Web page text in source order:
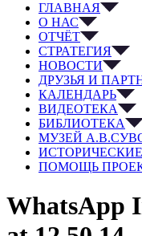
ГЛАВНАЯ
О НАС
ОТЧЁТ
СТРАТЕГИЯ
НОВОСТИ
ДРУЗЬЯ И
КАЛЕНДАРЬ
ВИДЕОТЕКА
БИБЛИОТЕКА
МУЗЕЙ
ПОМОЩЬ
WhatsApp